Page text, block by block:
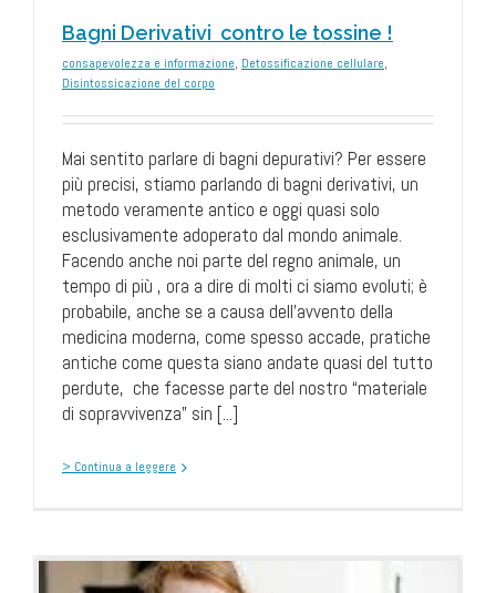
Bagni Derivativi contro le tossine !
consapevolezza e informazione, Detossificazione cellulare,
Disintossicazione del corpo
Mai sentito parlare di bagni depurativi? Per essere
più precisi, stiamo parlando di bagni derivativi, un
metodo veramente antico e oggi quasi solo
esclusivamente adoperato dal mondo animale.
Facendo anche noi parte del regno animale, un
tempo di più , ora a dire di molti ci siamo evoluti; è
probabile, anche se a causa dell’avvento della
medicina moderna, come spesso accade, pratiche
antiche come questa siano andate quasi del tutto
perdute, che facesse parte del nostro “materiale
di sopravvivenza” sin [...]
> Continua a leggere